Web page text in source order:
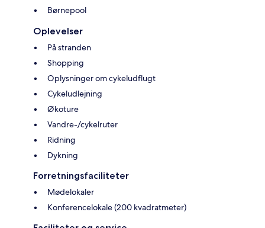
Børnepool
Oplevelser
På stranden
Shopping
Oplysninger om cykeludflugt
Cykeludlejning
Økoture
Vandre-/cykelruter
Ridning
Dykning
Forretningsfaciliteter
Mødelokaler
Konferencelokale (200 kvadratmeter)